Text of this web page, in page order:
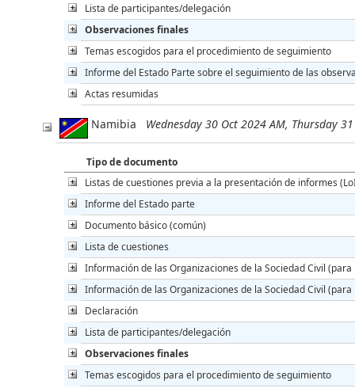
Lista de participantes/delegación
Observaciones finales
Temas escogidos para el procedimiento de seguimiento
Informe del Estado Parte sobre el seguimiento de las
Actas resumidas
Namibia Wednesday 30 Oct 2024 AM, Thursday
Tipo de documento
Listas de cuestiones previa a la presentación de informes
Informe del Estado parte
Documento básico (común)
Lista de cuestiones
Información de las Organizaciones de la Sociedad Civil (para
Información de las Organizaciones de la Sociedad Civil
Declaración
Lista de participantes/delegación
Observaciones finales
Temas escogidos para el procedimiento de seguimiento